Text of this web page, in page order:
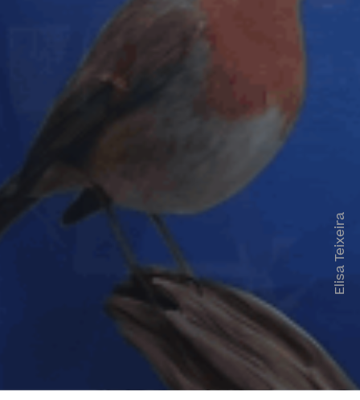
Elisa Teixeira